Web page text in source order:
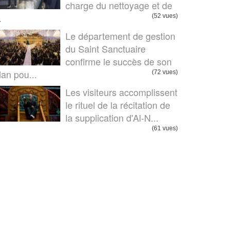
charge du nettoyage et de
(52 vues)
Le département de gestion
du Saint Sanctuaire
confirme le succès de son
pou...
(72 vues)
Les visiteurs accomplissent
le rituel de la récitation de
la supplication d'Al-N...
(61 vues)